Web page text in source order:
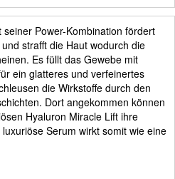
Power-Kombination fördert
strafft die Haut wodurch die
Es füllt das Gewebe mit
ein glatteres und verfeinertes
die Wirkstoffe durch den
Dort angekommen können
Hyaluron Miracle Lift ihre
Serum wirkt somit wie eine